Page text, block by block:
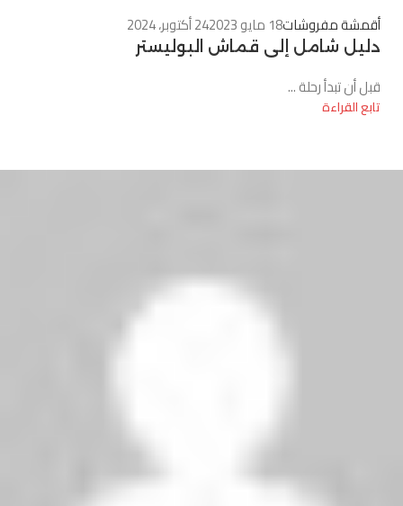
أقمشة مفروشات18 مايو 2023 24 أكتوبر، 2024
دليل شامل إلى قماش البوليستر
قبل أن تبدأ رحلة ...
تابع القراءة